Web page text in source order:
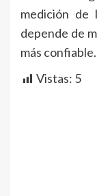
medición de
depende de
más confiable.
Vistas: 5